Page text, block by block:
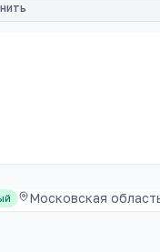
Московская